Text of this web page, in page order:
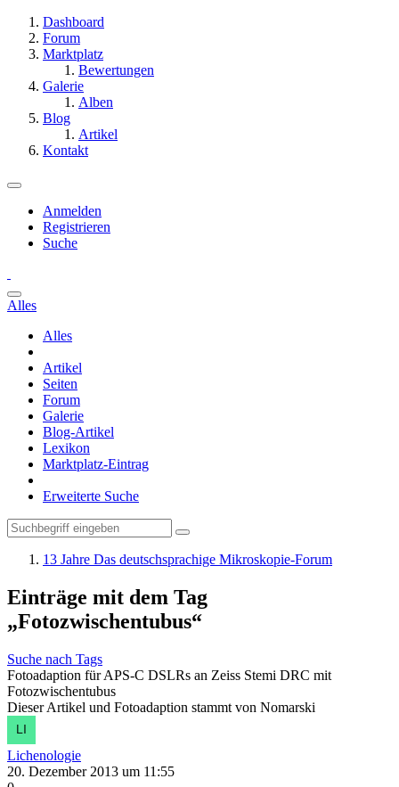
Dashboard
Forum
Marktplatz
Bewertungen
Galerie
Alben
Blog
Artikel
Kontakt
Anmelden
Registrieren
Suche
Alles
Alles
Artikel
Seiten
Forum
Galerie
Blog-Artikel
Lexikon
Marktplatz-Eintrag
Erweiterte Suche
13 Jahre Das deutschsprachige Mikroskopie-Forum
Einträge mit dem Tag
„Fotozwischentubus“
Suche nach Tags
Fotoadaption für APS-C DSLRs an Zeiss Stemi DRC mit
Fotozwischentubus
Dieser Artikel und Fotoadaption stammt von Nomarski
Lichenologie
20. Dezember 2013 um 11:55